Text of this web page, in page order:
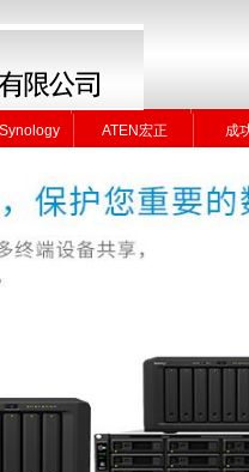
ATEN宏正 成
ATEN宏正 成